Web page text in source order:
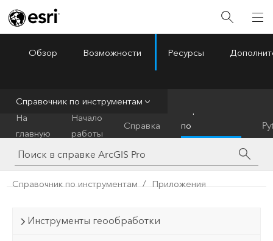
ArcGIS Pro
Обзор Возможности Ресурсы
Справочник по инструментам
На
главную
Начало
работы
Справка
по
инструментам
Справочник по инструментам Приложения
Инструменты геообработки